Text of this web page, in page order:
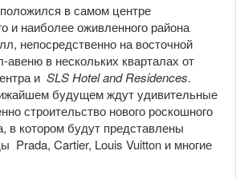
в самом центре
и наиболее оживленного района
непосредственно на восточной
авеню в нескольких кварталах от
и SLSHoteland Residences.
будущем ждут удивительные
строительство нового роскошного
в котором будут представлены
Prada, Cartier, Louis Vuitton и многие